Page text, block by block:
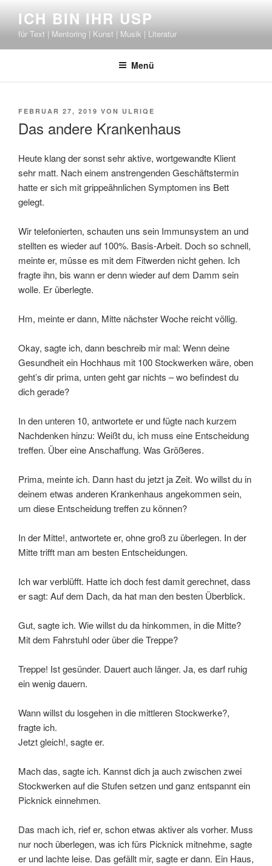
springen
ICH BIN IHR USP
für Text | Mentoring | Kunst | Musik | Literatur
Menü
VERÖFFENTLICHT
FEBRUAR 27, 2019 VON ULRIQE
Das andere Krankenhaus
Heute klang der sonst sehr aktive, wortgewandte Klient
sehr matt. Nach einem anstrengenden Geschäftstermin
hatte er sich mit grippeähnlichen Symptomen ins Bett
gelegt.
Wir telefonierten, schauten uns sein Immunsystem an und
stellten es wieder auf 100%. Basis-Arbeit. Doch so schnell,
meinte er, müsse es mit dem Fitwerden nicht gehen. Ich
fragte ihn, bis wann er denn wieder auf dem Damm sein
wolle. Er überlegte.
Hm, meinte er dann, Mitte nächster Woche reicht völlig.
Okay, sagte ich, dann beschreib mir mal: Wenn deine
Gesundheit ein Hochhaus mit 100 Stockwerken wäre, oben
geht’s dir prima, unten geht gar nichts – wo befindest du
dich gerade?
In den unteren 10, antwortete er und fügte nach kurzem
Nachdenken hinzu: Weißt du, ich muss eine Entscheidung
treffen. Über eine Anschaffung. Was Größeres.
Prima, meinte ich. Dann hast du jetzt ja Zeit. Wo willst du in
deinem etwas anderen Krankenhaus angekommen sein,
um diese Entscheidung treffen zu können?
In der Mitte!, antwortete er, ohne groß zu überlegen. In der
Mitte trifft man am besten Entscheidungen.
Ich war verblüfft. Hatte ich doch fest damit gerechnet, dass
er sagt: Auf dem Dach, da hat man den besten Überblick.
Gut, sagte ich. Wie willst du da hinkommen, in die Mitte?
Mit dem Fahrstuhl oder über die Treppe?
Treppe! Ist gesünder. Dauert auch länger. Ja, es darf ruhig
ein wenig dauern.
Wann willst du losgehen in die mittleren Stockwerke?,
fragte ich.
Jetzt gleich!, sagte er.
Mach das, sagte ich. Kannst dich ja auch zwischen zwei
Stockwerken auf die Stufen setzen und ganz entspannt ein
Picknick einnehmen.
Das mach ich, rief er, schon etwas aktiver als vorher. Muss
nur noch überlegen, was ich fürs Picknick mitnehme, sagte
er und lachte leise. Das gefällt mir, sagte er dann. Ein Haus,